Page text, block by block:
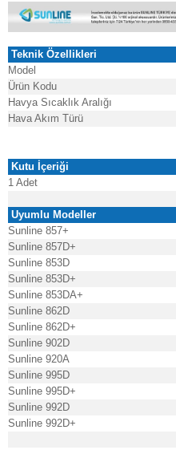
Teknik Özellikleri
Model
Ürün Kodu
Havya Sıcaklık Aralığı
Hava Akım Türü
Kutu İçeriği
1 Adet
Uyumlu Modeller
Sunline 857+
Sunline 857D+
Sunline 853D
Sunline 853D+
Sunline 853DA+
Sunline 862D
Sunline 862D+
Sunline 902D
Sunline 920A
Sunline 995D
Sunline 995D+
Sunline 992D
Sunline 992D+